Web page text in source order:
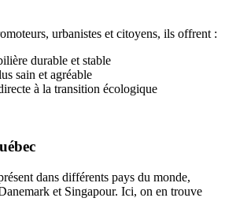
urbanistes et citoyens, ils offrent :
durable et stable
sain et agréable
à la transition écologique
dans différents pays du monde,
et Singapour. Ici, on en trouve